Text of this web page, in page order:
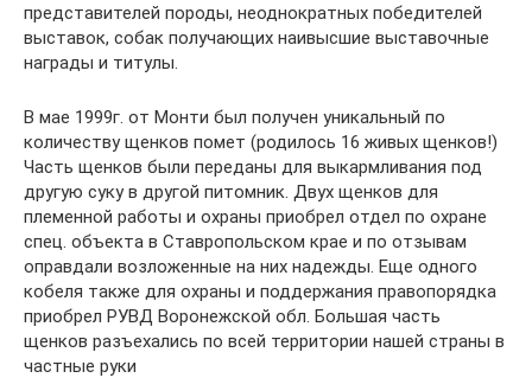
представителей породы, неоднократных победителей
выставок, собак получающих наивысшие выставочные
награды и титулы.
В мае 1999г. от Монти был получен уникальный по
количеству щенков помет (родилось 16 живых щенков!)
Часть щенков были переданы для выкармливания под
другую суку в другой питомник. Двух щенков для
племенной работы и охраны приобрел отдел по охране
спец. объекта в Ставропольском крае и по отзывам
оправдали возложенные на них надежды. Еще одного
кобеля также для охраны и поддержания правопорядка
приобрел РУВД Воронежской обл. Большая часть
щенков разъехались по всей территории нашей страны в
частные руки